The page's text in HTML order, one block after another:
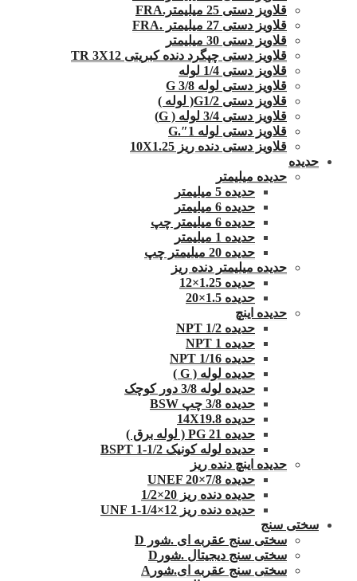
قلاویز دستی 25 میلیمتر.FRA
قلاویز دستی 27 میلیمتر .FRA
قلاویز دستی 30 میلیمتر
قلاویز دستی چپگرد دنده کبریتی TR 3X12
قلاویز دستی 1/4 لوله
قلاویز دستی لوله G 3/8
قلاویز دستی G1/2( لوله )
قلاویز دستی 3/4 لوله ( G)
قلاویز دستی لوله 1″.G
قلاویز دستی دنده ریز 10X1.25
حدیده
حدیده میلیمتر
حدیده 5 میلیمتر
حدیده 6 میلیمتر
حدیده 6 میلیمتر چپ
حدیده 1 میلیمتر
حدیده 20 میلیمتر چپ
حدیده میلیمتر دنده ریز
حدیده 1.25×12
حدیده 1.5×20
حدیده اینچ
حدیده 1/2 NPT
حدیده NPT 1
حدیده 1/16 NPT
حدیده لوله ( G )
حدیده لوله 3/8 دور کوچک
حدیده 3/8 چپ BSW
حدیده 14X19.8
حدیده 21 PG ( لوله برق )
حدیده لوله کونیک 1/2-1 BSPT
حدیده اینچ دنده ریز
حدیده UNEF 20×7/8
حدیده دنده ریز 20×1/2
حدیده دنده ریز 12×1/4-1 UNF
سختی سنج
سختی سنج عقربه ای .شور D
سختی سنج دیجیتال .شورD
سختی سنج عقربه ای.شورA